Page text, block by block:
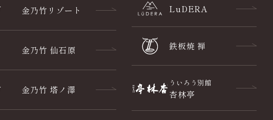
金乃竹 リゾート
金乃竹 仙石原
金乃竹 塔ノ澤
LuDERA
鉄板焼 禅
ういろう別館
杏林亭